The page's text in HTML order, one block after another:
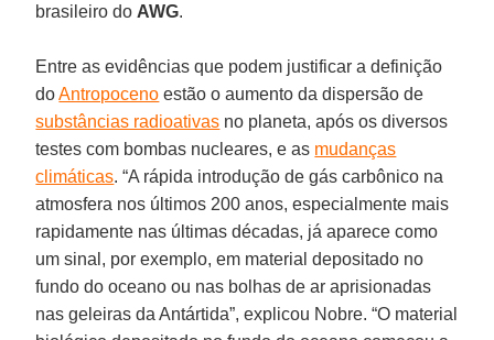
brasileiro do AWG.
Entre as evidências que podem justificar a definição
doAntropoceno estão o aumento da dispersão de
substâncias radioativas no planeta, após os diversos
testes com bombas nucleares, e as mudanças
climáticas. “A rápida introdução de gás carbônico na
atmosfera nos últimos 200 anos, especialmente mais
rapidamente nas últimas décadas, já aparece como
um sinal, por exemplo, em material depositado no
fundo do oceano ou nas bolhas de ar aprisionadas
nas geleiras da Antártida”, explicou Nobre. “O material